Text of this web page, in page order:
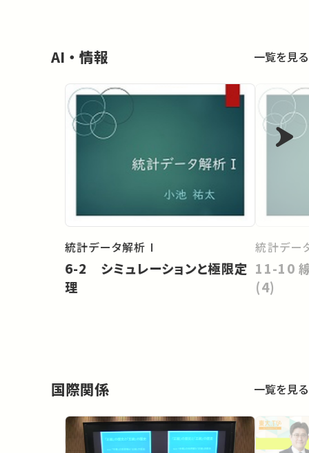
AI・情報 一覧を見る
統計データ解析 I
6-2 シミュレーションと極限定
理
統計デー
11-10
(4)
国際関係 一覧を見る